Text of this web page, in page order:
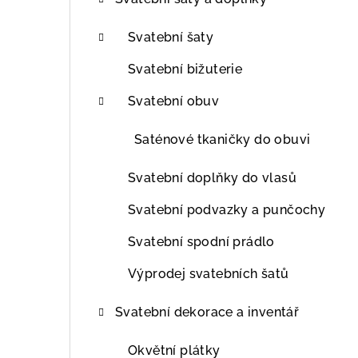
Svatební šaty
Svatební bižuterie
Svatební obuv
Saténové tkaničky do obuvi
Svatební doplňky do vlasů
Svatební podvazky a punčochy
Svatební spodní prádlo
Výprodej svatebních šatů
Svatební dekorace a inventář
Okvětní plátky